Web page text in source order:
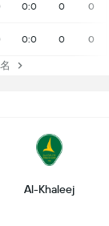
0:0 0 0
0:0 0 0
Al-Khaleej